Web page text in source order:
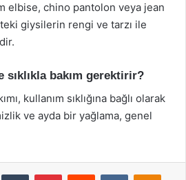
elbise, chino pantolon veya jean
giysilerin rengi ve tarzı ile
sıklıkla bakım gerektirir?
kullanım sıklığına bağlı olarak
ve ayda bir yağlama, genel
Tumblr PinterestReddit VKontakte